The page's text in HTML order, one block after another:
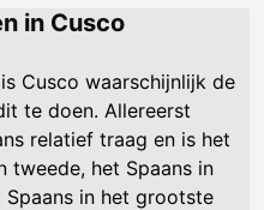
in Cusco
Cusco waarschijnlijk de
te doen. Allereerst
relatief traag en is het
tweede, het Spaans in
in het grootste